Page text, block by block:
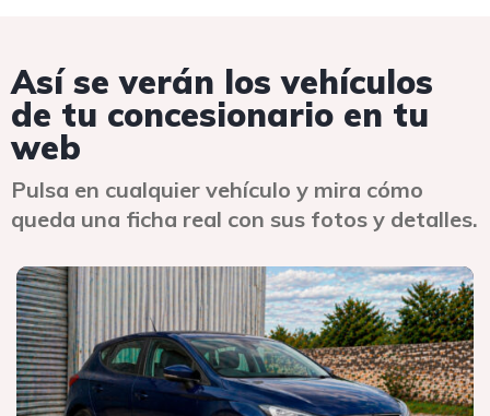
Así se verán los vehículos
de tu concesionario en tu
web
Pulsa en cualquier vehículo y mira cómo
queda una ficha real con sus fotos y detalles.